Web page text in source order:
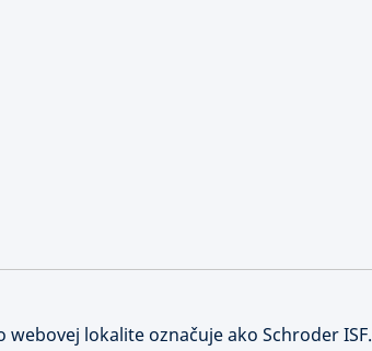
lokalite označuje ako Schroder ISF.